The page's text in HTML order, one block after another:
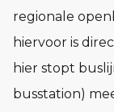
regionale
hiervoor is
hier stopt
busstation)